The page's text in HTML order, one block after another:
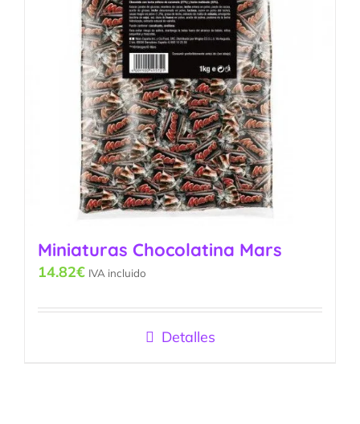
Miniaturas Chocolatina Mars
14.82€ IVA incluido
Detalles